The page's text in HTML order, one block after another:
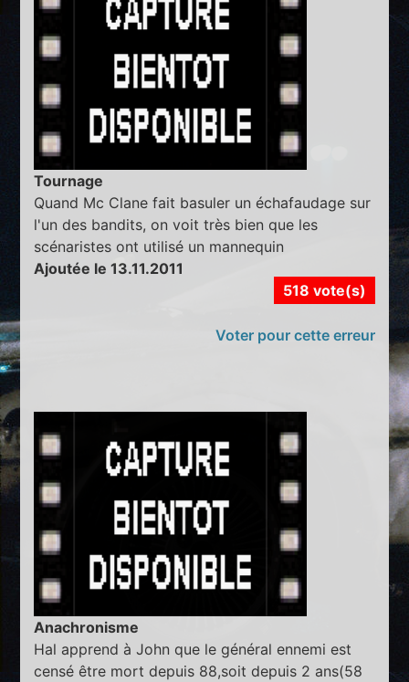
Tournage
Quand Mc Clane fait basuler un échafaudage sur
l'un des bandits, on voit très bien que les
scénaristes ont utilisé un mannequin
Ajoutée le 13.11.2011
518 vote(s)
Voter pour cette erreur
Anachronisme
Hal apprend à John que le général ennemi est
censé être mort depuis 88,soit depuis 2 ans(58